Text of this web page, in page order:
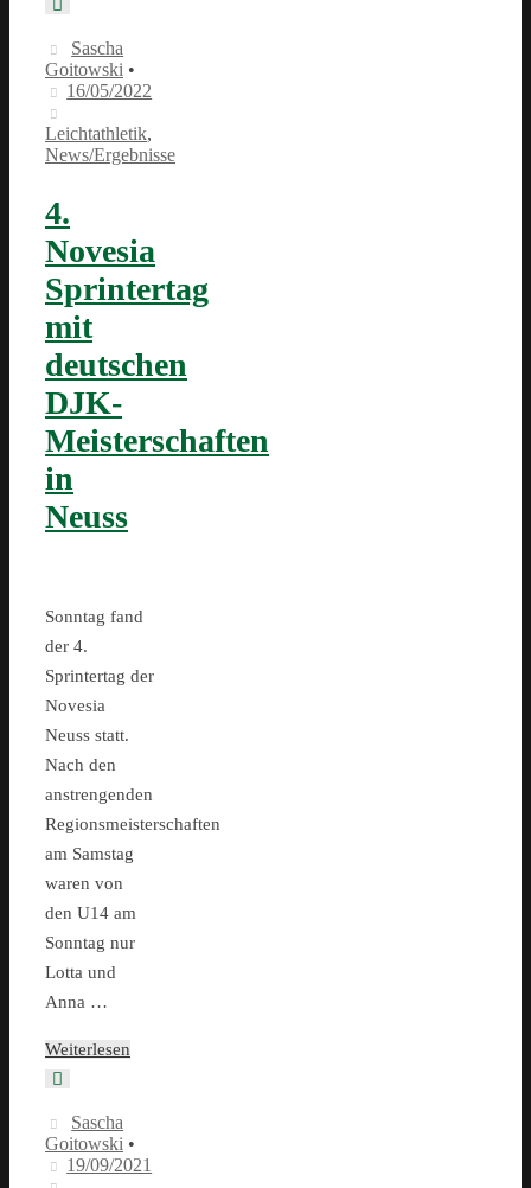
Sascha
Goitowski •
16/05/2022
Leichtathletik,
News/Ergebnisse
4.
Novesia
Sprintertag
mit
deutschen
DJK-
Meisterschaften
in
Neuss
Sonntag fand
der 4.
Sprintertag der
Novesia
Neuss statt.
Nach den
anstrengenden
Regionsmeisterschaften
am Samstag
waren von
den U14 am
Sonntag nur
Lotta und
Anna …
Weiterlesen
Sascha
Goitowski •
19/09/2021